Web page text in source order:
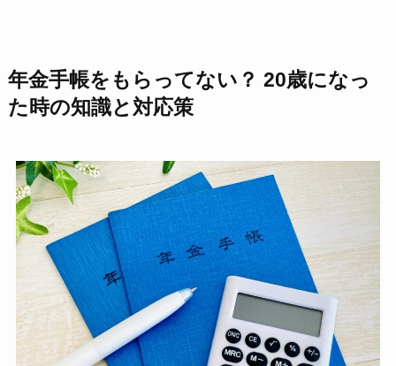
年金手帳をもらってない？ 20歳になっ
た時の知識と対応策